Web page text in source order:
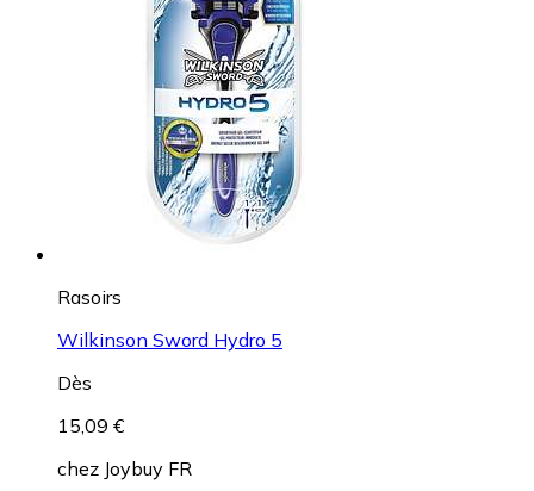
Rasoirs
Wilkinson Sword Hydro 5
Dès
15,09 €
chez Joybuy FR